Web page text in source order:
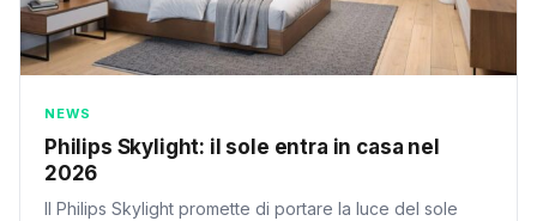
NEWS
Philips Skylight: il sole entra in casa nel
2026
Il Philips Skylight promette di portare la luce del sole